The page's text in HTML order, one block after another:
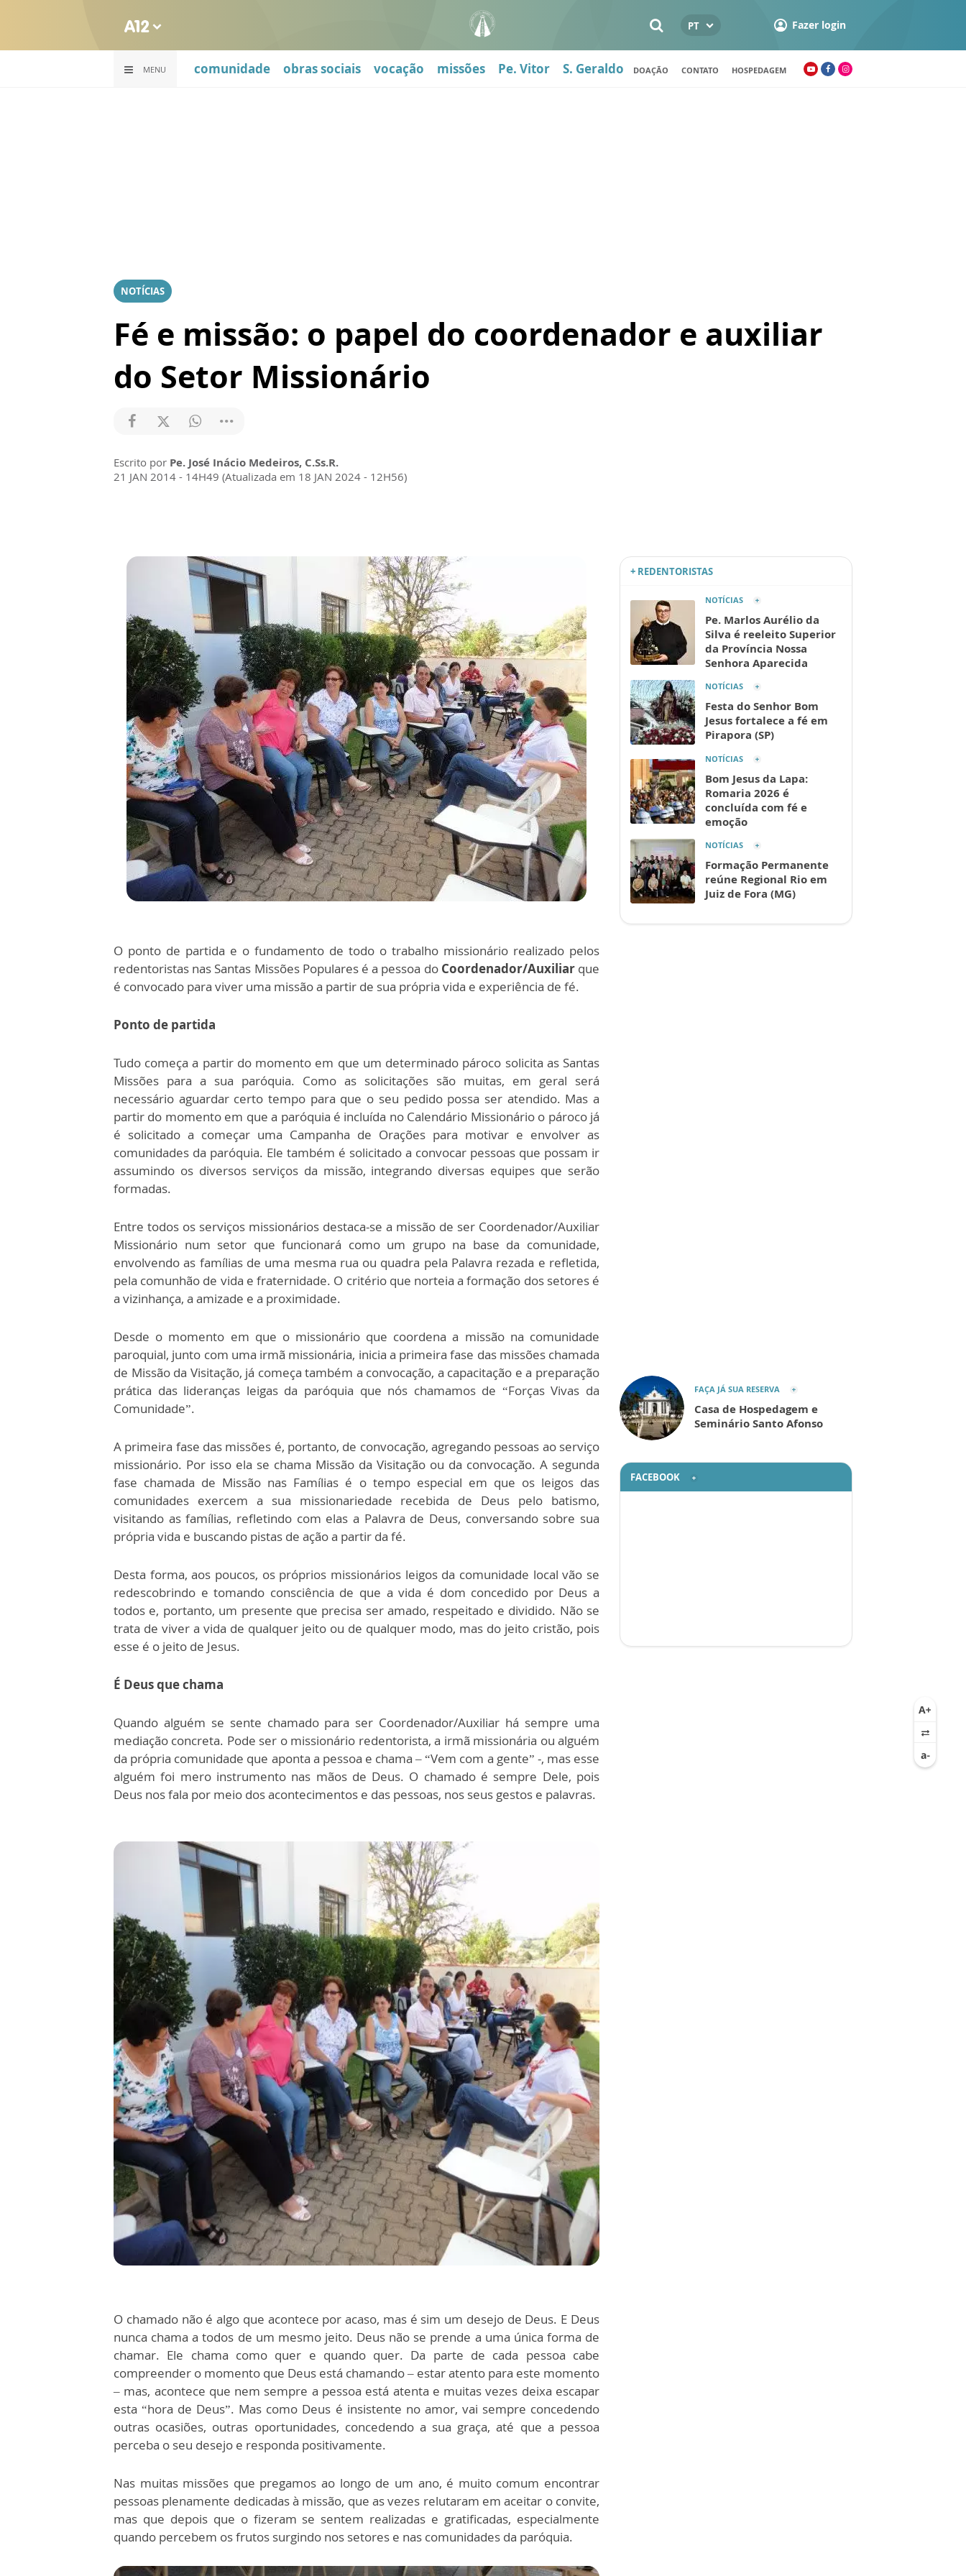
PT Fazer login
MENU comunidade obras sociais vocação missões Pe. Vitor S. Geraldo DOAÇÃO CONTATO HOSPEDAGEM
NOTÍCIAS
Fé e missão: o papel do coordenador e auxiliar
do Setor Missionário
Escrito por Pe. José Inácio Medeiros, C.Ss.R.
21 JAN 2014 - 14H49 (Atualizada em 18 JAN 2024 - 12H56)
O ponto de partida e o fundamento de todo o trabalho missionário realizado pelos
redentoristas nas Santas Missões Populares é a pessoa do Coordenador/Auxiliarque
é convocado para viver uma missão a partir de sua própria vida e experiência de fé.
Ponto de partida
Tudo começa a partir do momento em que um determinado pároco solicita as Santas
Missões para a sua paróquia. Como as solicitações são muitas, em geral será
necessário aguardar certo tempo para que o seu pedido possa ser atendido. Mas a
partir do momento em que a paróquia é incluída no Calendário Missionário o pároco já
é solicitado a começar uma Campanha de Orações para motivar e envolver as
comunidades da paróquia. Ele também é solicitado a convocar pessoas que possam ir
assumindo os diversos serviços da missão, integrando diversas equipes que serão
formadas.
Entre todos os serviços missionários destaca-se a missão de ser Coordenador/Auxiliar
Missionário num setor que funcionará como um grupo na base da comunidade,
envolvendo as famílias de uma mesma rua ou quadra pela Palavra rezada e refletida,
pela comunhão de vida e fraternidade. O critério que norteia a formação dos setores é
a vizinhança, a amizade e a proximidade.
Desde o momento em que o missionário que coordena a missão na comunidade
paroquial, junto com uma irmã missionária, inicia a primeira fase das missões chamada
de Missão da Visitação, já começa também a convocação, a capacitação e a preparação
prática das lideranças leigas da paróquia que nós chamamos de “Forças Vivas da
Comunidade”.
A primeira fase das missões é, portanto, de convocação, agregando pessoas ao serviço
missionário. Por isso ela se chama Missão da Visitação ou da convocação. A segunda
fase chamada de Missão nas Famílias é o tempo especial em que os leigos das
comunidades exercem a sua missionariedade recebida de Deus pelo batismo,
visitando as famílias, refletindo com elas a Palavra de Deus, conversando sobre sua
própria vida e buscando pistas de ação a partir da fé.
Desta forma, aos poucos, os próprios missionários leigos da comunidade local vão se
redescobrindo e tomando consciência de que a vida é dom concedido por Deus a
todos e, portanto, um presente que precisa ser amado, respeitado e dividido. Não se
trata de viver a vida de qualquer jeito ou de qualquer modo, mas do jeito cristão, pois
esse é o jeito de Jesus.
É Deus que chama
Quando alguém se sente chamado para ser Coordenador/Auxiliar há sempre uma
mediação concreta. Pode ser o missionário redentorista, a irmã missionária ou alguém
da própria comunidade que aponta a pessoa e chama – “Vem com a gente” -, mas esse
alguém foi mero instrumento nas mãos de Deus. O chamado é sempre Dele, pois
Deus nos fala por meio dos acontecimentos e das pessoas, nos seus gestos e palavras.
O chamado não é algo que acontece por acaso, mas é sim um desejo de Deus. E Deus
nunca chama a todos de um mesmo jeito. Deus não se prende a uma única forma de
chamar. Ele chama como quer e quando quer. Da parte de cada pessoa cabe
compreender o momento que Deus está chamando – estar atento para este momento
– mas, acontece que nem sempre a pessoa está atenta e muitas vezes deixa escapar
esta “hora de Deus”. Mas como Deus é insistente no amor, vai sempre concedendo
outras ocasiões, outras oportunidades, concedendo a sua graça, até que a pessoa
perceba o seu desejo e responda positivamente.
Nas muitas missões que pregamos ao longo de um ano, é muito comum encontrar
pessoas plenamente dedicadas à missão, que as vezes relutaram em aceitar o convite,
mas que depois que o fizeram se sentem realizadas e gratificadas, especialmente
quando percebem os frutos surgindo nos setores e nas comunidades da paróquia.
FAÇA JÁ SUA RESERVA
Casa de Hospedagem e
Seminário Santo Afonso
+ REDENTORISTAS
NOTÍCIAS
Pe. Marlos Aurélio da
Silva é reeleito Superior
da Província Nossa
Senhora Aparecida
NOTÍCIAS
Festa do Senhor Bom
Jesus fortalece a fé em
Pirapora (SP)
NOTÍCIAS
Bom Jesus da Lapa:
Romaria 2026 é
concluída com fé e
emoção
NOTÍCIAS
Formação Permanente
reúne Regional Rio em
Juiz de Fora (MG)
FACEBOOK